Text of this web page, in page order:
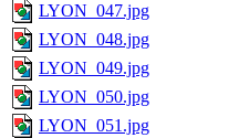
LYON_047.jpg
LYON_048.jpg
LYON_049.jpg
LYON_050.jpg
LYON_051.jpg